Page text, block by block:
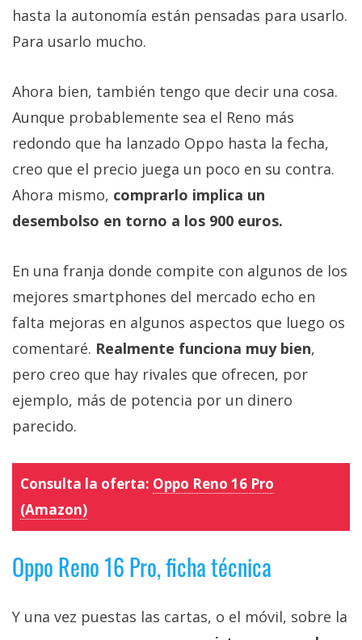
hasta la autonomía están pensadas para usarlo.
Para usarlo mucho.
Ahora bien, también tengo que decir una cosa.
Aunque probablemente sea el Reno más
redondo que ha lanzado Oppo hasta la fecha,
creo que el precio juega un poco en su contra.
Ahora mismo, comprarlo implica un
desembolso en torno a los 900 euros.
En una franja donde compite con algunos de los
mejores smartphones del mercado echo en
falta mejoras en algunos aspectos que luego os
comentaré. Realmente funciona muy bien,
pero creo que hay rivales que ofrecen, por
ejemplo, más de potencia por un dinero
parecido.
Consulta la oferta: Oppo Reno 16 Pro
(Amazon)
Oppo Reno 16 Pro, ficha técnica
Y una vez puestas las cartas, o el móvil, sobre la